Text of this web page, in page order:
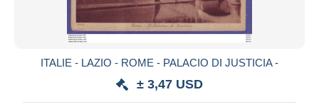
ITALIE - LAZIO - ROME - PALACIO DI JUSTICIA -
± 3,47 USD